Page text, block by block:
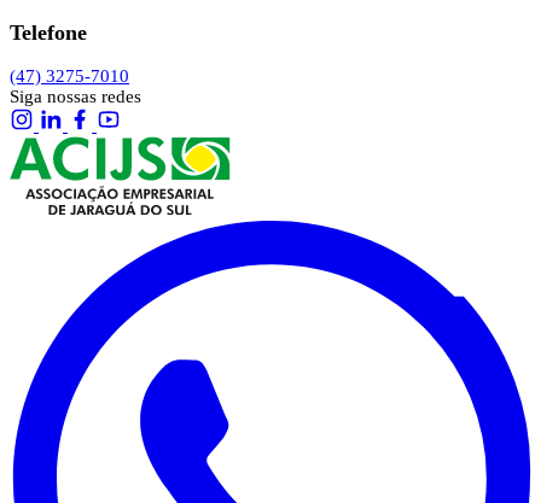
Telefone
(47) 3275-7010
Siga nossas redes